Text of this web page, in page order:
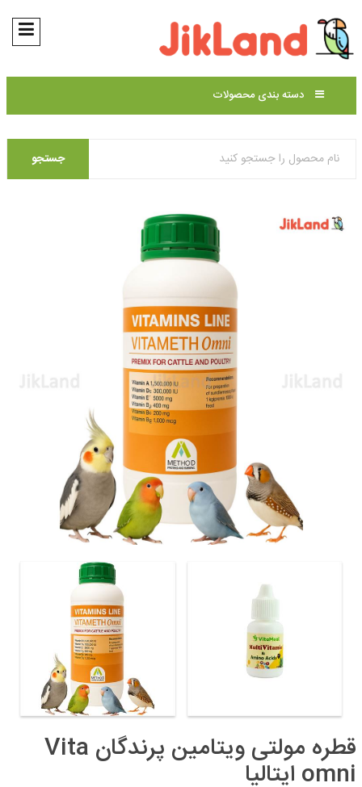
دسته بندی محصولات
جستجو
قطره مولتی ویتامین پرندگان Vita
omni ایتالیا